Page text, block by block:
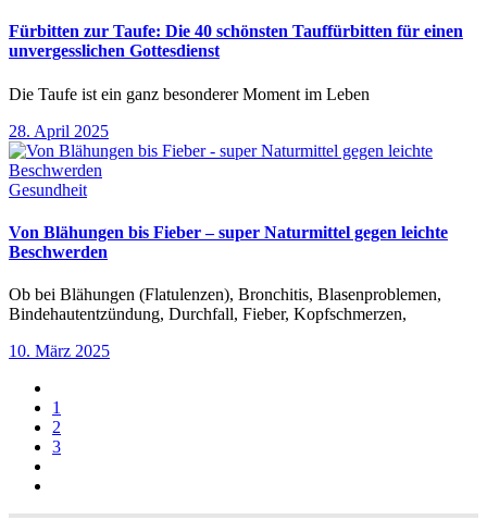
Fürbitten zur Taufe: Die 40 schönsten Tauffürbitten für einen
unvergesslichen Gottesdienst
Die Taufe ist ein ganz besonderer Moment im Leben
28. April 2025
Gesundheit
Von Blähungen bis Fieber – super Naturmittel gegen leichte
Beschwerden
Ob bei Blähungen (Flatulenzen), Bronchitis, Blasenproblemen,
Bindehautentzündung, Durchfall, Fieber, Kopfschmerzen,
10. März 2025
1
2
3